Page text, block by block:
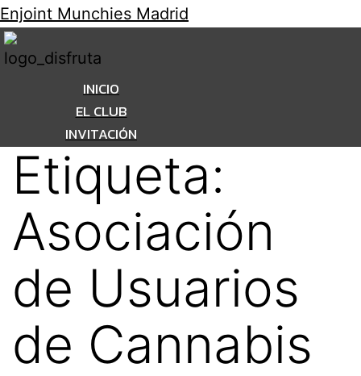
Enjoint Munchies Madrid
INICIO
EL CLUB
INVITACIÓN
Etiqueta:
Asociación
de Usuarios
de Cannabis